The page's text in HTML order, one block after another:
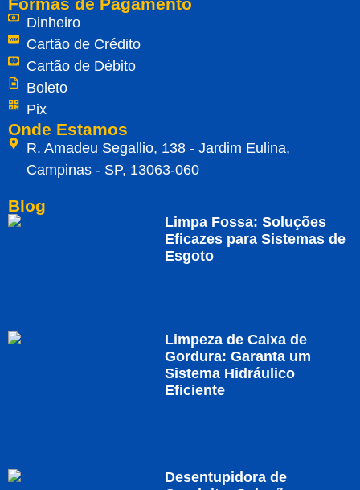
Dinheiro
Cartão de Crédito
Cartão de Débito
Boleto
Pix
Onde Estamos
R. Amadeu Segallio, 138 - Jardim Eulina,
Campinas - SP, 13063-060
Blog
Limpa Fossa: Soluções
Eficazes para Sistemas de
Esgoto
Limpeza de Caixa de
Gordura: Garanta um
Sistema Hidráulico
Eficiente
Desentupidora de